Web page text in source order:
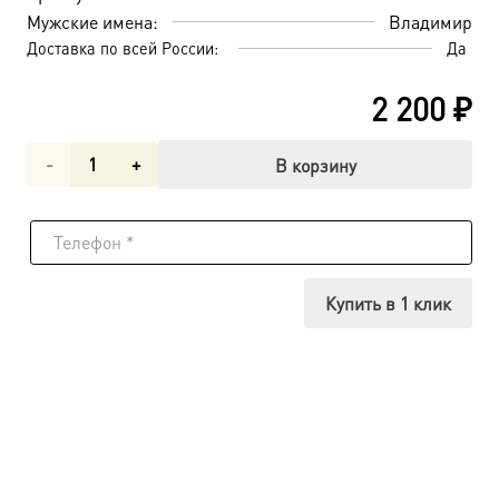
Мужские имена: Владимир
Доставка по всей России: Да
2 200₽
Количество
Владимир
В корзину
Купить в 1 клик